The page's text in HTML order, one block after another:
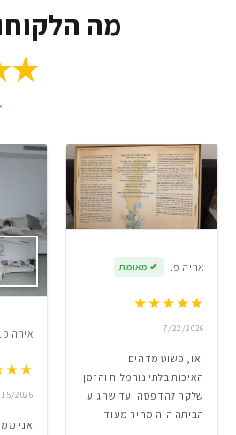
מה
אריה פ. ✔ מאומת
★★★★★
7/22/2026
ואו, פשוט מדהים
האיכות בלתי נורמלית והזמן
שלקח להדפסה ועד שהגיע
הביתה היה מהיר מעוד
אירה פ.
★★
2026
אני